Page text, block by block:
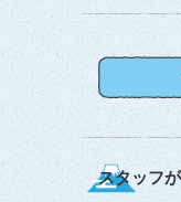
スタッフ